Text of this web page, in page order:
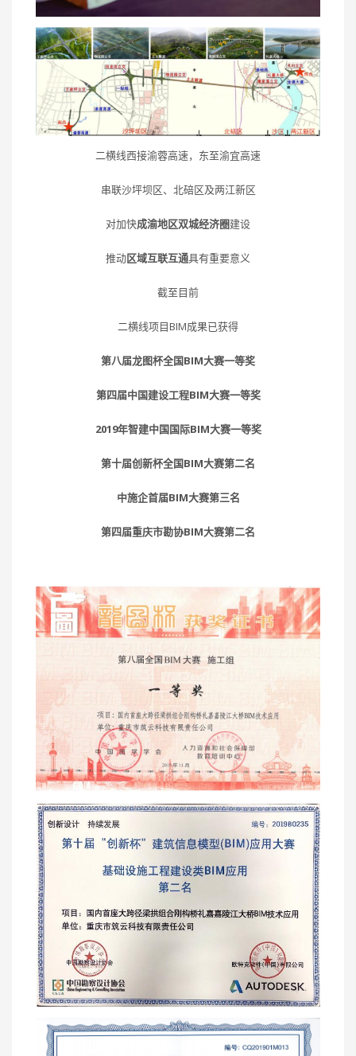
二横线西接渝蓉高速，东至渝宜高速
串联沙坪坝区、北碚区及两江新区
对加快成渝地区双城经济圈建设
推动区域互联互通具有重要意义
截至目前
二横线项目BIM成果已获得
第八届龙图杯全国BIM大赛一等奖
第四届中国建设工程BIM大赛一等奖
2019年智建中国国际BIM大赛一等奖
第十届创新杯全国BIM大赛第二名
中施企首届BIM大赛第三名
第四届重庆市勘协BIM大赛第二名